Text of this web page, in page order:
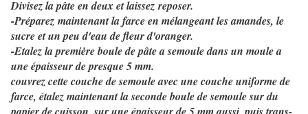
Divisez la pâte en deux et laissezreposer.
-Préparez maintenant la farce en mélangeant les amandes, le
sucre et un peu d'eau de fleur d'oranger.
-Etalez la première boule de pâte a semoule dans un moule a
une épaisseur de presque 5 mm.
couvrez cette couche de semoule avec une couche uniforme de
farce, étalez maintenant la seconde boule de semoule sur du